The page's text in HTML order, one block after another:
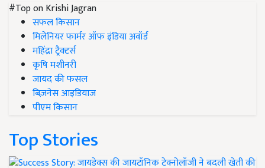
#Top on Krishi Jagran
सफल किसान
मिलेनियर फार्मर ऑफ इंडिया अवॉर्ड
महिंद्रा ट्रैक्टर्स
कृषि मशीनरी
जायद की फसल
बिज़नेस आइडियाज
पीएम किसान
Top Stories